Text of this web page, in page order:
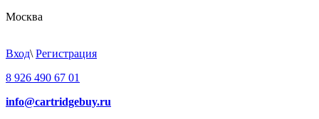
Москва
Вход\ Регистрация
8 926 490 67 01
info@cartridgebuy.ru